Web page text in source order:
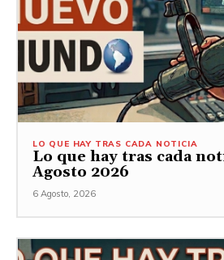
LO QUE HAY TRAS CADA NOTICIA
Lo que hay tras cada
Agosto 2026
6 Agosto, 2026